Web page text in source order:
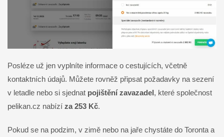
Posléze už jen vyplníte informace o cestujících, včetně
kontaktních údajů. Můžete rovněž připsat požadavky na sezení
v letadle nebo si sjednat pojištění zavazadel, které společnost
pelikan.cz nabízí za 253 Kč.
Pokud se na podzim, v zimě nebo na jaře chystáte do Toronta a